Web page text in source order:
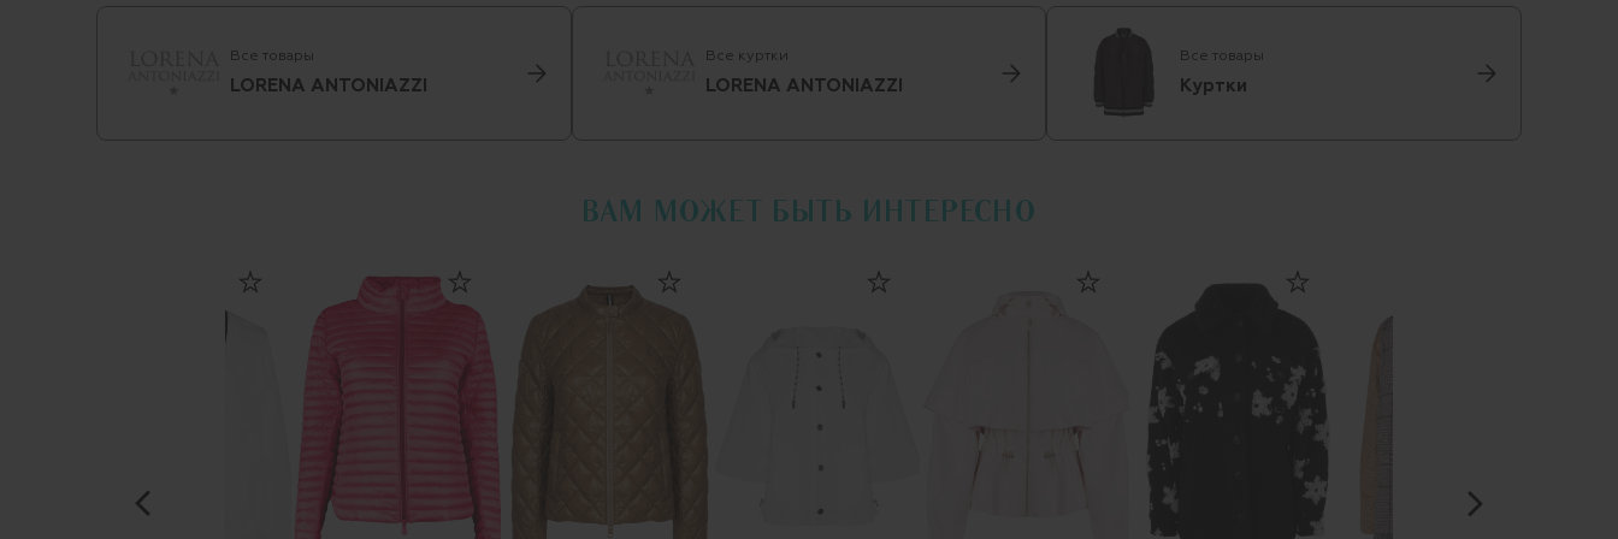
Все товары
LORENA ANTONIAZZI
Все куртки
LORENA ANTONIAZZI
Все товары
Куртки
ВАМ МОЖЕТ БЫТЬ ИНТЕРЕСНО